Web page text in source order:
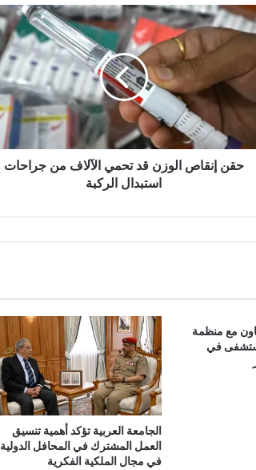
حقن إنقاص الوزن قد تحمي الآلاف من جراحات
استبدال الركبة
مع منظمة
في
الجامعة العربية تؤكد أهمية تنسيق
العمل المشترك في المحافل الدولية
في مجال الملكية الفكرية